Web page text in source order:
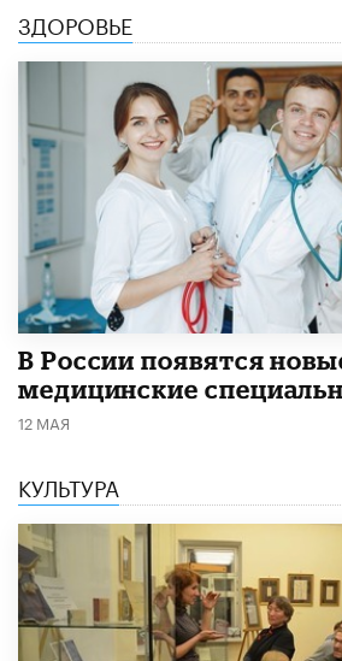
ЗДОРОВЬЕ
В России появятся
медицинские
12 МАЯ
КУЛЬТУРА